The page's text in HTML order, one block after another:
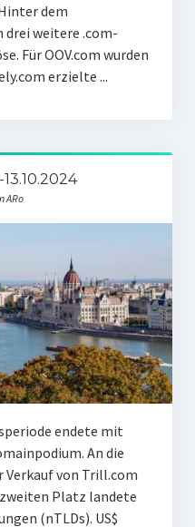
dem
weitere .com-
Für OOV.com wurden
erzielte ...
ARo
endete mit
An die
Verkauf von Trill.com
zweiten Platz landete
(nTLDs). US$